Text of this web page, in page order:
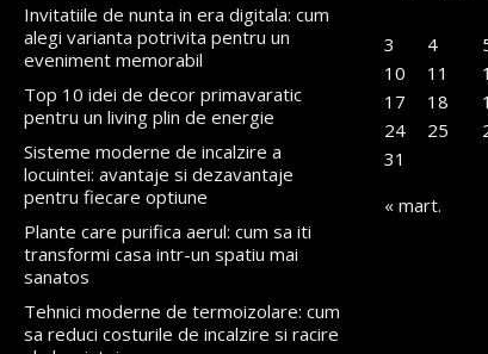
Invitatiile de nunta in era digitala: cum
alegi varianta potrivita pentru un
eveniment memorabil
Top 10 idei de decor primavaratic
pentru un living plin de energie
Sisteme moderne de incalzire a
locuintei: avantaje si dezavantaje
pentru fiecare optiune
Plante care purifica aerul: cum sa iti
transformi casa intr-un spatiu mai
sanatos
Tehnici moderne de termoizolare: cum
sa reduci costurile de incalzire si racire
3
4
10
11
17
18
24
25
31
« mart.